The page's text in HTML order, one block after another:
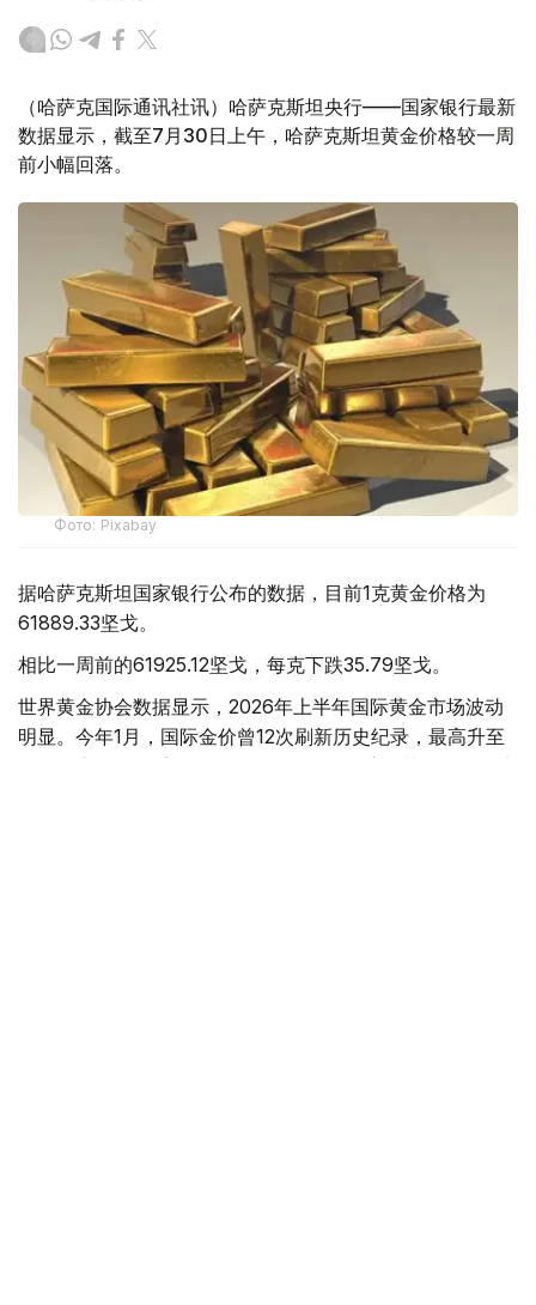
（哈萨克国际通讯社讯）哈萨克斯坦央行——国家银行最新
数据显示，截至7月30日上午，哈萨克斯坦黄金价格较一周
前小幅回落。
Фото: Pixabay
据哈萨克斯坦国家银行公布的数据，目前1克黄金价格为
61889.33坚戈。
相比一周前的61925.12坚戈，每克下跌35.79坚戈。
世界黄金协会数据显示，2026年上半年国际黄金市场波动
明显。今年1月，国际金价曾12次刷新历史纪录，最高升至
每金衡盎司5405美元；但到6月，金价一度回落至每金衡盎